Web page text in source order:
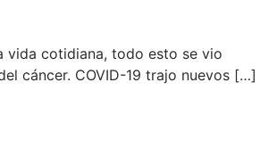
vida cotidiana, todo esto se vio
cáncer. COVID-19 trajo nuevos […]